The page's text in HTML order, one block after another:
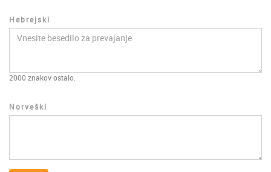
Hebrejski
2000 znakov ostalo.
Norveški